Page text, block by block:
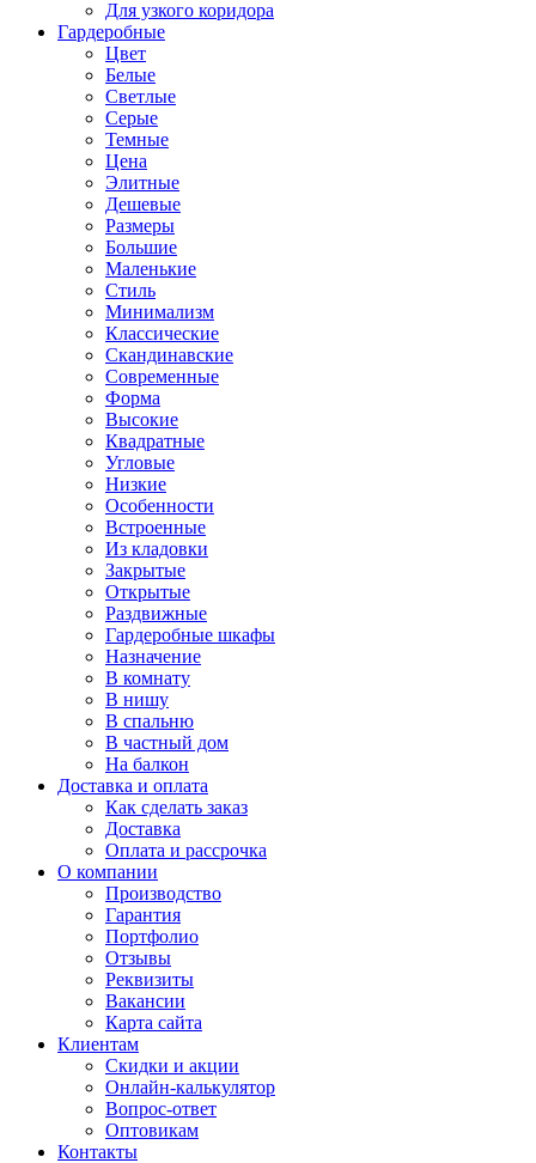
Для узкого коридора
Гардеробные
Цвет
Белые
Светлые
Серые
Темные
Цена
Элитные
Дешевые
Размеры
Большие
Маленькие
Стиль
Минимализм
Классические
Скандинавские
Современные
Форма
Высокие
Квадратные
Угловые
Низкие
Особенности
Встроенные
Из кладовки
Закрытые
Открытые
Раздвижные
Гардеробные шкафы
Назначение
В комнату
В нишу
В спальню
В частный дом
На балкон
Доставка и оплата
Как сделать заказ
Доставка
Оплата и рассрочка
О компании
Производство
Гарантия
Портфолио
Отзывы
Реквизиты
Вакансии
Карта сайта
Клиентам
Скидки и акции
Онлайн-калькулятор
Вопрос-ответ
Оптовикам
Контакты